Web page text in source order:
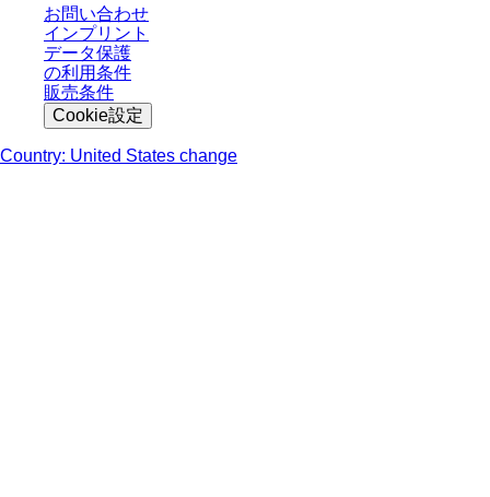
お問い合わせ
インプリント
データ保護
の利用条件
販売条件
Cookie設定
Country: United States change